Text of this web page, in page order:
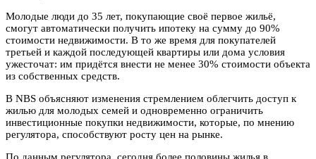
Молодые люди до 35 лет, покупающие своё первое жильё,
смогут автоматически получить ипотеку на сумму до 90%
стоимости недвижимости. В то же время для покупателей
третьей и каждой последующей квартиры или дома условия
ужесточат: им придётся внести не менее 30% стоимости объекта
из собственных средств.
В NBS объясняют изменения стремлением облегчить доступ к
жилью для молодых семей и одновременно ограничить
инвестиционные покупки недвижимости, которые, по мнению
регулятора, способствуют росту цен на рынке.